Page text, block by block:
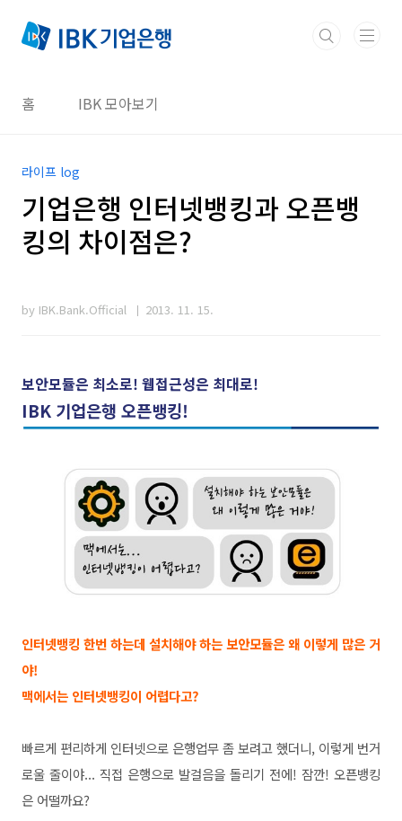
홈 IBK 모아보기
라이프 log
기업은행 인터넷뱅킹과 오픈뱅
킹의 차이점은?
by IBK.Bank.Official 2013. 11. 15.
보안모듈은 최소로! 웹접근성은 최대로!
IBK 기업은행 오픈뱅킹!
인터넷뱅킹 한번 하는데 설치해야 하는 보안모듈은 왜 이렇게 많은 거
야!
맥에서는 인터넷뱅킹이 어렵다고?
빠르게 편리하게 인터넷으로 은행업무 좀 보려고 했더니, 이렇게 번거
로울 줄이야... 직접 은행으로 발걸음을 돌리기 전에! 잠깐! 오픈뱅킹
은 어떨까요?